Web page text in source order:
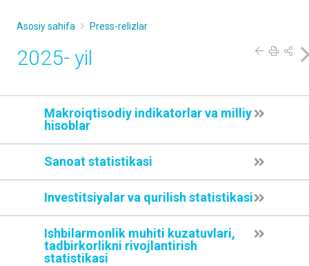
Asosiy sahifa Press-relizlar
2025- yil
Makroiqtisodiy indikatorlar va milliy
hisoblar
Sanoat statistikasi
Investitsiyalar va qurilish statistikasi
Ishbilarmonlik muhiti kuzatuvlari,
tadbirkorlikni rivojlantirish
statistikasi